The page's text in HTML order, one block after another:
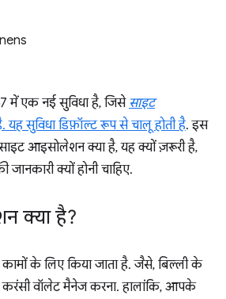
में एक नई सुविधा है, जिसे साइट
यह सुविधा डिफ़ॉल्ट रूप से चालू होती है. इस
आइसोलेशन क्या है, यह क्यों ज़रूरी है,
क्यों होनी चाहिए.
क्या है?
के लिए किया जाता है. जैसे, बिल्ली के
करंसी वॉलेट मैनेज करना. हालांकि, आपके